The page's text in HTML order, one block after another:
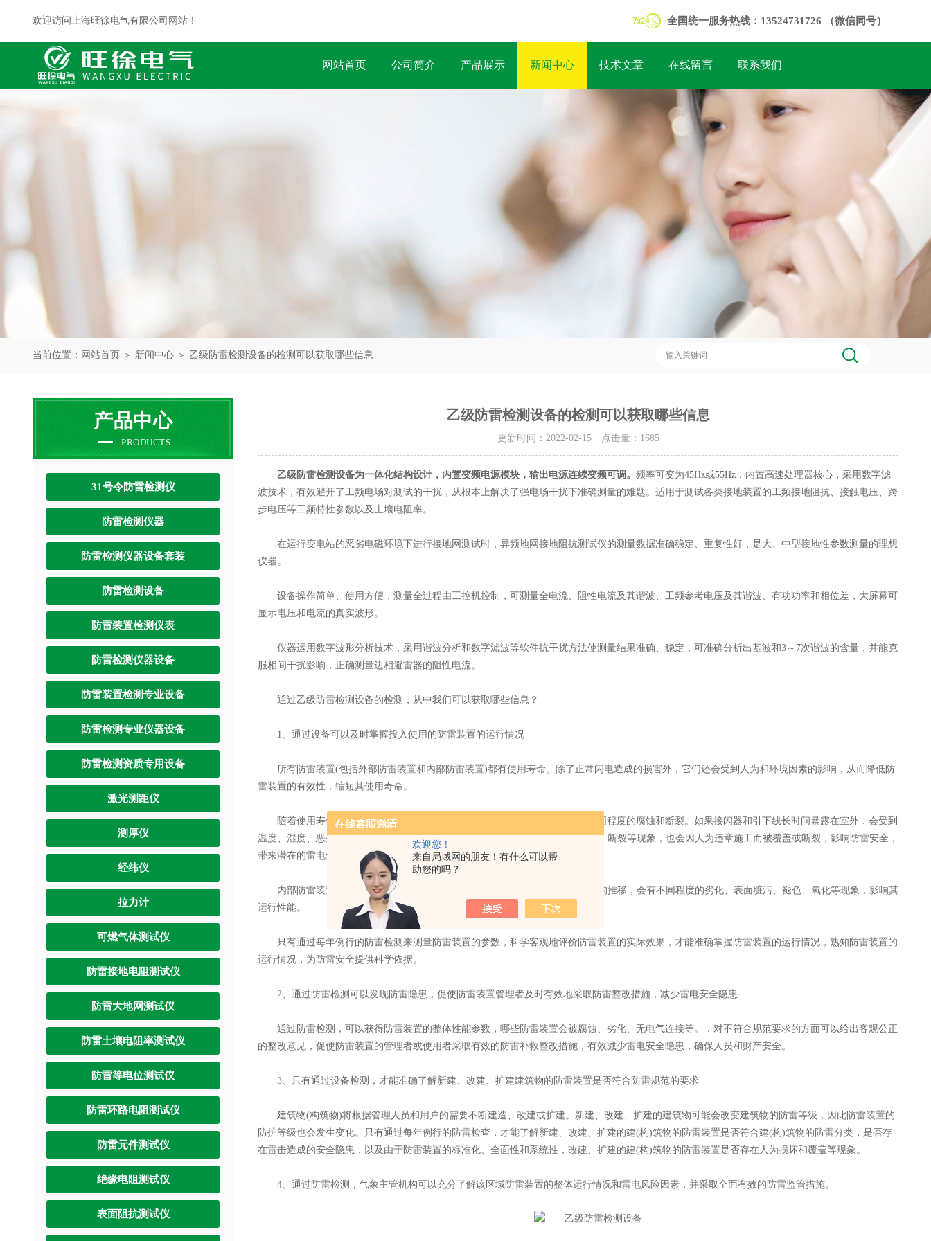
欢迎您！
来自局域网的朋友！有什么可以帮
助您的吗？
欢迎访问上海旺徐电气有限公司网站！ 全国统一服务热线：13524731726 （微信同号）
网站首页 公司简介 产品展示 新闻中心 技术文章 在线留言 联系我们
当前位置： 网站首页 ＞ 新闻中心 ＞ 乙级防雷检测设备的检测可以获取哪些信息
产品中心
PRODUCTS
31号令防雷检测仪
防雷检测仪器
防雷检测仪器设备套装
防雷检测设备
防雷装置检测仪表
防雷检测仪器设备
防雷装置检测专业设备
防雷检测专业仪器设备
防雷检测资质专用设备
激光测距仪
测厚仪
经纬仪
拉力计
可燃气体测试仪
防雷接地电阻测试仪
防雷大地网测试仪
防雷土壤电阻率测试仪
防雷等电位测试仪
防雷环路电阻测试仪
防雷元件测试仪
绝缘电阻测试仪
表面阻抗测试仪
乙级防雷检测设备的检测可以获取哪些信息
更新时间：2022-02-15 点击量： 1685
乙级防雷检测设备为一体化结构设计，内置变频电源模块，输出电源连续变频可调。 频率可变为45Hz或55Hz，内置高速处理器核心，采用数字滤
波技术，有效避开了工频电场对测试的干扰，从根本上解决了强电场干扰下准确测量的难题。适用于测试各类接地装置的工频接地阻抗、接触电压、跨
步电压等工频特性参数以及土壤电阻率。
在运行变电站的恶劣电磁环境下进行接地网测试时，异频地网接地阻抗测试仪的测量数据准确稳定、重复性好，是大、中型接地性参数测量的理想
仪器。
设备操作简单、使用方便，测量全过程由工控机控制，可测量全电流、阻性电流及其谐波、工频参考电压及其谐波、有功功率和相位差，大屏幕可
显示电压和电流的真实波形。
仪器运用数字波形分析技术，采用谐波分析和数字滤波等软件抗干扰方法使测量结果准确、稳定，可准确分析出基波和3～7次谐波的含量，并能克
服相间干扰影响，正确测量边相避雷器的阻性电流。
通过乙级防雷检测设备的检测，从中我们可以获取哪些信息？
1、通过设备可以及时掌握投入使用的防雷装置的运行情况
所有防雷装置(包括外部防雷装置和内部防雷装置)都有使用寿命。除了正常闪电造成的损害外，它们还会受到人为和环境因素的影响，从而降低防
雷装置的有效性，缩短其使用寿命。
随着使用寿命的增加，外部防雷装置中的自然接地体和人工接地体会受到不同程度的腐蚀和断裂。如果接闪器和引下线长时间暴露在室外，会受到
温度、湿度、恶劣天气(暴风雨、强雷暴、冰雪等)的影响。)，会出现变形、腐蚀、断裂等现象，也会因人为违章施工而被覆盖或断裂，影响防雷安全，
带来潜在的雷电危害。
内部防雷装置、部件(变阻器等)中的电涌保护器。)是易损件，随着使用时间的推移，会有不同程度的劣化、表面脏污、褪色、氧化等现象，影响其
运行性能。
只有通过每年例行的防雷检测来测量防雷装置的参数，科学客观地评价防雷装置的实际效果，才能准确掌握防雷装置的运行情况，熟知防雷装置的
运行情况，为防雷安全提供科学依据。
2、通过防雷检测可以发现防雷隐患，促使防雷装置管理者及时有效地采取防雷整改措施，减少雷电安全隐患
通过防雷检测，可以获得防雷装置的整体性能参数，哪些防雷装置会被腐蚀、劣化、无电气连接等。，对不符合规范要求的方面可以给出客观公正
的整改意见，促使防雷装置的管理者或使用者采取有效的防雷补救整改措施，有效减少雷电安全隐患，确保人员和财产安全。
3、只有通过设备检测，才能准确了解新建、改建、扩建建筑物的防雷装置是否符合防雷规范的要求
建筑物(构筑物)将根据管理人员和用户的需要不断建造、改建或扩建。新建、改建、扩建的建筑物可能会改变建筑物的防雷等级，因此防雷装置的
防护等级也会发生变化。只有通过每年例行的防雷检查，才能了解新建、改建、扩建的建(构)筑物的防雷装置是否符合建(构)筑物的防雷分类，是否存
在雷击造成的安全隐患，以及由于防雷装置的标准化、全面性和系统性，改建、扩建的建(构)筑物的防雷装置是否存在人为损坏和覆盖等现象。
4、通过防雷检测，气象主管机构可以充分了解该区域防雷装置的整体运行情况和雷电风险因素，并采取全面有效的防雷监管措施。